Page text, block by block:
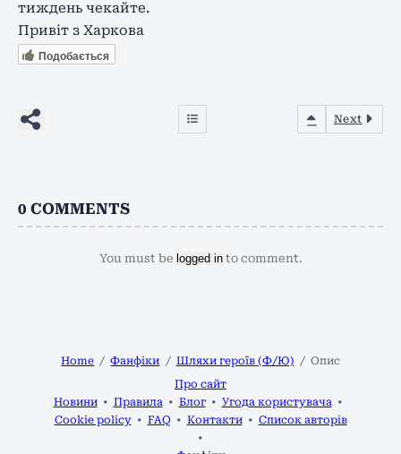
тиждень чекайте.
Привіт з Харкова
Подобається
Next
0 COMMENTS
You must be logged into comment.
Home Фанфіки Шляхи героїв (Ф/Ю)
Опис
Про сайт
Новини
Правила Блог
Угода користувача
Cookie policy
FAQ Контакти Список авторів